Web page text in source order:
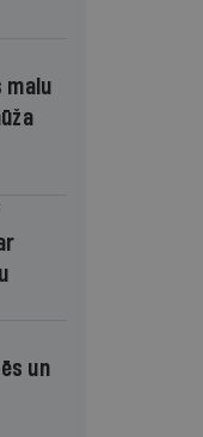
malu
un